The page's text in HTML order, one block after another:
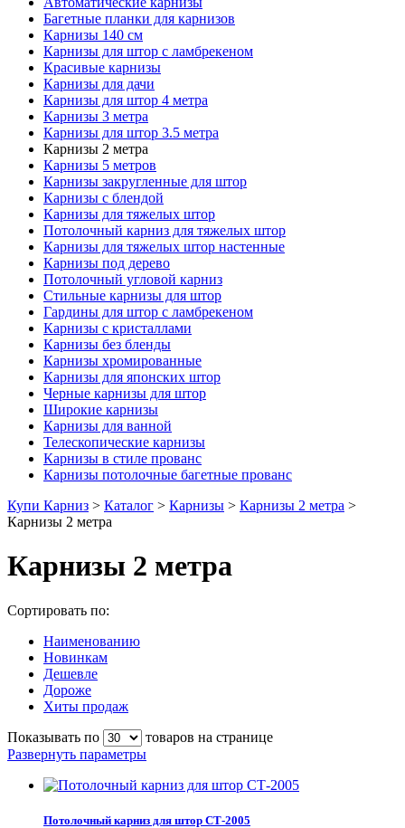
Багетные планки для карнизов
Карнизы 140 см
Карнизы для штор с ламбрекеном
Красивые карнизы
Карнизы для дачи
Карнизы для штор 4 метра
Карнизы 3 метра
Карнизы для штор 3.5 метра
Карнизы 2 метра
Карнизы 5 метров
Карнизы закругленные для штор
Карнизы с блендой
Карнизы для тяжелых штор
Потолочный карниз для тяжелых штор
Карнизы для тяжелых штор настенные
Карнизы под дерево
Потолочный угловой карниз
Стильные карнизы для штор
Гардины для штор с ламбрекеном
Карнизы с кристаллами
Карнизы без бленды
Карнизы хромированные
Карнизы для японских штор
Черные карнизы для штор
Широкие карнизы
Карнизы для ванной
Телескопические карнизы
Карнизы в стиле прованс
Карнизы потолочные багетные прованс
Купи Карниз > Каталог > Карнизы > Карнизы 2 метра >
Карнизы 2 метра
Карнизы 2 метра
Сортировать по:
Наименованию
Новинкам
Дешевле
Дороже
Хиты продаж
Показывать по
товаров на странице
Развернуть параметры
Потолочный карниз для штор СТ-2005